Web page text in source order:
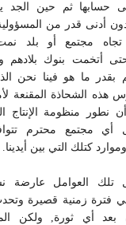
حسابها ثم حين الجد
دون أدنى قدر من
تجاه مجتمع أو بلد
حتى أتخمت بنوك بلادهم
بقدر ما هو فينا نحن
هذه الشحاذة المقنعة
نطور منظومة الإنتاج
أي مجتمع محترم
كتلك التي بين أيدينا.
تلك العوامل عارضة
فترة زمنية قصيرة
بعد أي ثورة, ولكن